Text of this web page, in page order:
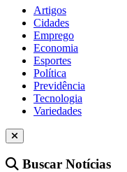
Artigos
Cidades
Emprego
Economia
Esportes
Política
Previdência
Tecnologia
Variedades
Buscar Notícias